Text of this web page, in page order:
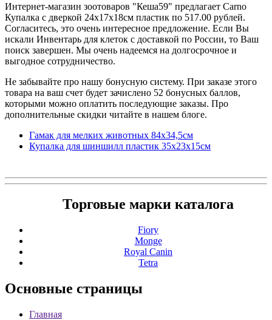
Интернет-магазин зоотоваров "Кеша59" предлагает Carno
Купалка с дверкой 24x17x18см пластик по 517.00 рублей.
Согласитесь, это очень интересное предложение. Если Вы
искали Инвентарь для клеток с доставкой по России, то Ваш
поиск завершен. Мы очень надеемся на долгосрочное и
выгодное сотрудничество.
Не забывайте про нашу бонусную систему. При заказе этого
товара на ваш счет будет зачислено 52 бонусных баллов,
которыми можно оплатить последующие заказы. Про
дополнительные скидки читайте в нашем блоге.
Гамак для мелких животных 84x34,5см
Купалка для шиншилл пластик 35x23x15см
Торговые марки каталога
Fiory
Monge
Royal Canin
Tetra
Основные страницы
Главная